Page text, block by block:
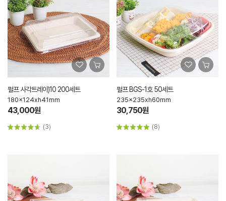
펄프 사각트레이)10 200세트
180x124xh41mm
43,000원
(3)
펄프 BGS-1호 50세트
235x235xh60mm
30,750원
(8)